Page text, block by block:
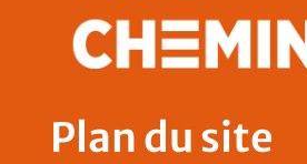
Plan du site